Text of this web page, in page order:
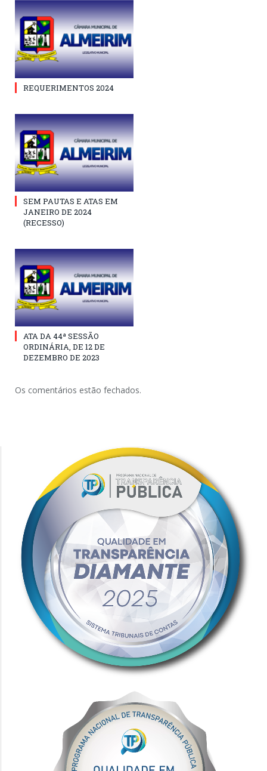
REQUERIMENTOS 2024
SEM PAUTAS E ATAS EM
JANEIRO DE 2024
(RECESSO)
ATA DA 44ª SESSÃO
ORDINÁRIA, DE 12 DE
DEZEMBRO DE 2023
Os comentários estão fechados.